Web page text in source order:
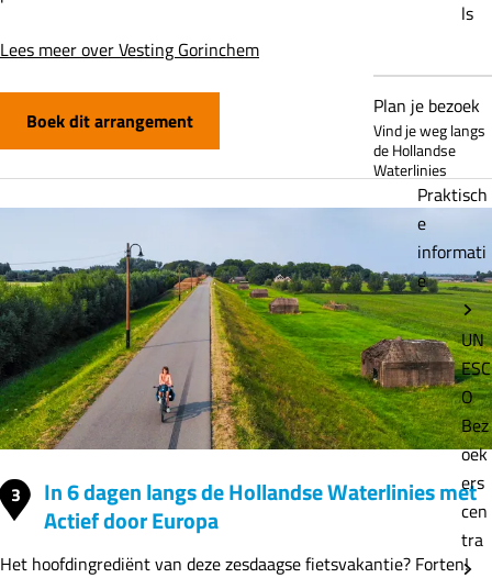
ls
Plan je bezoek
Vind je weg langs
de Hollandse
Waterlinies
Praktisch
e
informati
e
UN
ESC
O
Bez
oek
ers
cen
tra
Lees meer over Vesting Gorinchem
Boek dit arrangement
3
In 6 dagen langs de Hollandse Waterlinies met
Actief door Europa
Het hoofdingrediënt van deze zesdaagse fietsvakantie? Forten!